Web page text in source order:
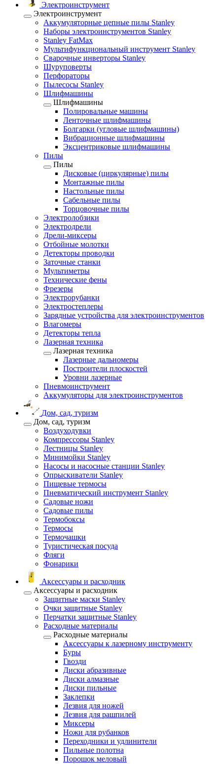
Электроинструмент
Электроинструмент
Аккумуляторные цепные пилы Stanley
Наборы электроинструментов Stanley
Stanley FatMax
Мультифункциональный инструмент Stanley
Сварочные инверторы Stanley
Шуруповерты
Перфораторы
Пылесосы Stanley
Шлифмашины
Шлифмашины
Полировальные машины
Ленточные шлифмашины
Болгарки (угловые шлифмашины)
Вибрационные шлифмашины
Эксцентриковые шлифмашины
Пилы
Пилы
Дисковые (циркулярные) пилы
Монтажные пилы
Настольные пилы
Сабельные пилы
Торцовочные пилы
Электролобзики
Электродрели
Дрели-миксеры
Отбойные молотки
Детекторы проводки
Заточные станки
Мультиметры
Технические фены
Фрезеры
Электрорубанки
Электростеплеры
Зарядные устройства для электроинструментов
Влагомеры
Детекторы тепла
Лазерная техника
Лазерная техника
Лазерные дальномеры
Построители плоскостей
Уровни лазерные
Пневмоинструмент
Аккумуляторы для электроинструментов
Дом, сад, туризм
Дом, сад, туризм
Воздуходувки
Компрессоры Stanley
Лестницы Stanley
Минимойки Stanley
Насосы и насосные станции Stanley
Опрыскиватели Stanley
Пищевые термосы
Пневматический инструмент Stanley
Садовые ножи
Садовые пилы
Термобоксы
Термосы
Термочашки
Туристическая посуда
Фляги
Фонарики
Аксессуары и расходник
Аксессуары и расходник
Защитные маски Stanley
Очки защитные Stanley
Перчатки защитные Stanley
Расходные материалы
Расходные материалы
Аксессуары к лазерному инструменту
Буры
Гвозди
Диски абразивные
Диски алмазные
Диски пильные
Заклепки
Лезвия для ножей
Лезвия для рашпилей
Миксеры
Ножи для рубанков
Переходники и удлинители
Пильные полотна
Порошок меловый